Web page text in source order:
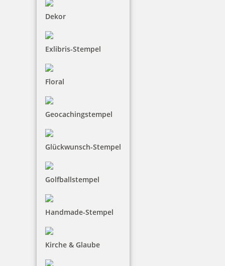
Dekor
Exlibris-Stempel
Floral
Geocachingstempel
Glückwunsch-Stempel
Golfballstempel
Handmade-Stempel
Kirche & Glaube